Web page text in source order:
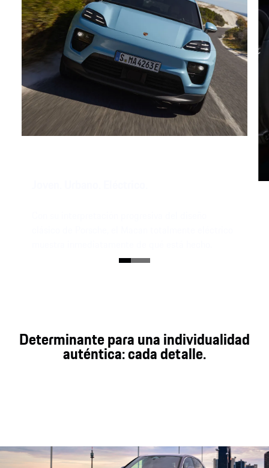
Determinante para una individualidad
auténtica: cada detalle.